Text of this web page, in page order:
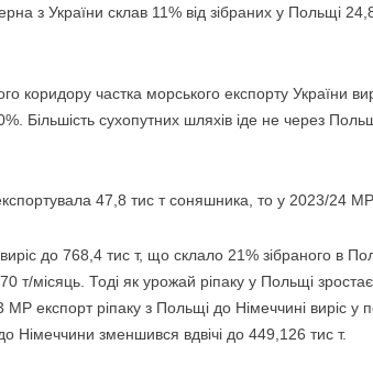
з України склав 11% від зібраних у Польщі
коридору частка морського експорту України
Більшість сухопутних шляхів іде не через
47,8 тис т соняшника, то у 2023/24
до 768,4 тис т, що склало 21% зібраного в
т/місяць. Тоді як урожай ріпаку у Польщі
експорт ріпаку з Польщі до Німеччині виріс у
Німеччини зменшився вдвічі до 449,126 тис т.